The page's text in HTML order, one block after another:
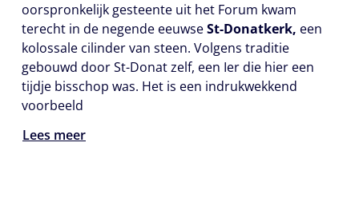
oorspronkelijk gesteente uit het Forum kwam
terecht in de negende eeuwseSt-Donatkerk, een
kolossale cilinder van steen. Volgens traditie
gebouwd door St-Donat zelf, een Ier die hier een
tijdje bisschop was. Het is een indrukwekkend
voorbeeld
Lees meer